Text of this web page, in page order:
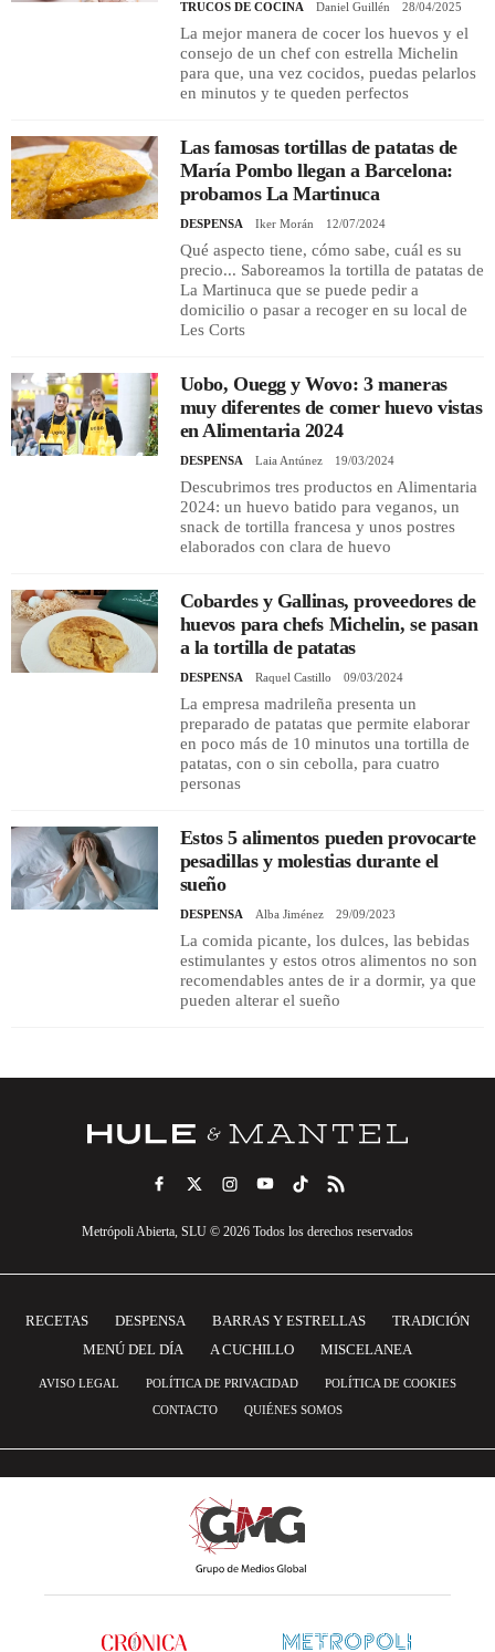
TRUCOS DE COCINA Daniel Guillén 28/04/2025
La mejor manera de cocer los huevos y el
consejo de un chef con estrella Michelin
para que, una vez cocidos, puedas pelarlos
en minutos y te queden perfectos
Las famosas tortillas de patatas de
María Pombo llegan a Barcelona:
probamos La Martinuca
DESPENSA Iker Morán 12/07/2024
Qué aspecto tiene, cómo sabe, cuál es su
precio... Saboreamos la tortilla de patatas de
La Martinuca que se puede pedir a
domicilio o pasar a recoger en su local de
Les Corts
Uobo, Ouegg y Wovo: 3 maneras
muy diferentes de comer huevo vistas
en Alimentaria 2024
DESPENSA Laia Antúnez 19/03/2024
Descubrimos tres productos en Alimentaria
2024: un huevo batido para veganos, un
snack de tortilla francesa y unos postres
elaborados con clara de huevo
Cobardes y Gallinas, proveedores de
huevos para chefs Michelin, se pasan
a la tortilla de patatas
DESPENSA Raquel Castillo 09/03/2024
La empresa madrileña presenta un
preparado de patatas que permite elaborar
en poco más de 10 minutos una tortilla de
patatas, con o sin cebolla, para cuatro
personas
Estos 5 alimentos pueden provocarte
pesadillas y molestias durante el
sueño
DESPENSA Alba Jiménez 29/09/2023
La comida picante, los dulces, las bebidas
estimulantes y estos otros alimentos no son
recomendables antes de ir a dormir, ya que
pueden alterar el sueño
Metrópoli Abierta, SLU © 2026 Todos los derechos reservados
RECETAS DESPENSA BARRAS Y ESTRELLAS
TRADICIÓN
MENÚ DEL DÍA
A CUCHILLO MISCELANEA
AVISO LEGAL POLÍTICA DE PRIVACIDAD
POLÍTICA DE COOKIES
CONTACTO
QUIÉNES SOMOS